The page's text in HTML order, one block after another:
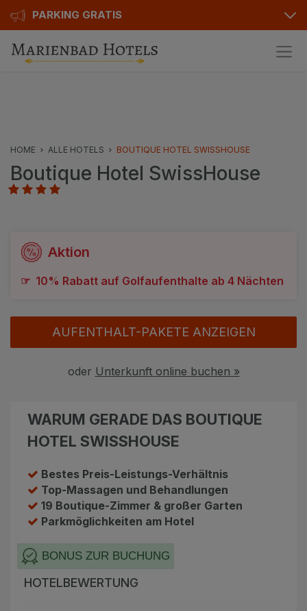
PARKING GRATIS
Bewertungen
Ausstattung
Kontakt
Alle Hotels
Orea Hotels
Angebote
Kontakt
Über uns
Privat Transfer
FAQ
HOME ALLE HOTELS BOUTIQUE HOTEL SWISSHOUSE
Boutique Hotel SwissHouse
Aktion
☞ 10% Rabatt auf Golfaufenthalte ab 4 Nächten
AUFENTHALT-PAKETE ANZEIGEN
oder Unterkunft online buchen »
WARUM GERADE DAS BOUTIQUE
HOTEL SWISSHOUSE
Bestes Preis-Leistungs-Verhältnis
Top-Massagen und Behandlungen
19 Boutique-Zimmer & großer Garten
Parkmöglichkeiten am Hotel
BONUS ZUR BUCHUNG
HOTELBEWERTUNG